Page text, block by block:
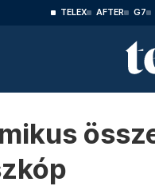
TELEX AFTER G7